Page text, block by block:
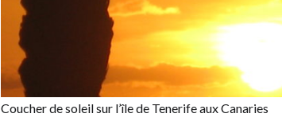
Coucher de soleil sur l’île de Tenerife aux Canaries